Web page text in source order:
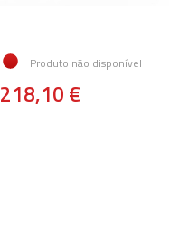
Produto não disponível
218,10 €